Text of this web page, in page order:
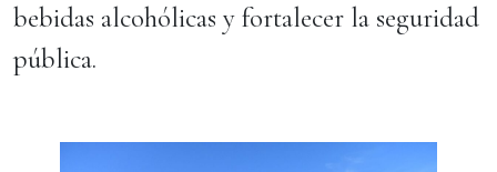
bebidas alcohólicas y fortalecer la seguridad
pública.